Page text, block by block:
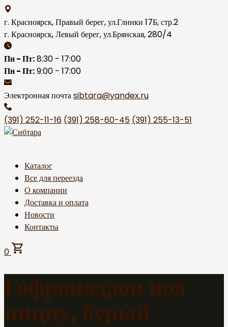
Skip
to
content
г. Красноярск, Правый берег, ул.Глинки 17Б, стр.2
г. Красноярск, Левый берег, ул.Брянская, 280/4
Пн - Пт:8:30 - 17:00
Пн - Пт:9:00 - 17:00
Электронная почтаsibtara@yandex.ru
(391) 252-11-16 (391) 258-60-45 (391) 255-13-51
Каталог
Все для переезда
О компании
Доставка и оплата
Новости
Контакты
0
Гофроподдон под
пиццу, бурый